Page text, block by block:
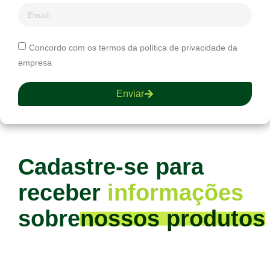
Concordo com os termos da política de privacidade da
empresa
Enviar
Cadastre-se para
receber informações
sobrenossos produtos